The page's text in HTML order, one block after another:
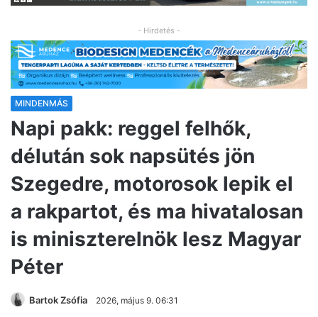
- Hirdetés -
MINDENMÁS
Napi pakk: reggel felhők,
délután sok napsütés jön
Szegedre, motorosok lepik el
a rakpartot, és ma hivatalosan
is miniszterelnök lesz Magyar
Péter
Bartok Zsófia 2026, május 9. 06:31